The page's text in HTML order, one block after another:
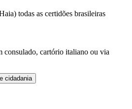
todas as certidões brasileiras
consulado, cartório italiano ou via
cidadania